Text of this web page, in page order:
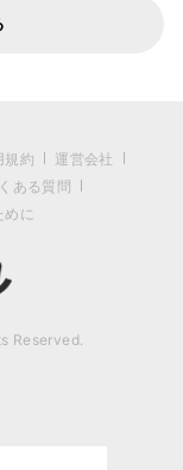
規約
運営会社
ある質問
めに
Reserved.